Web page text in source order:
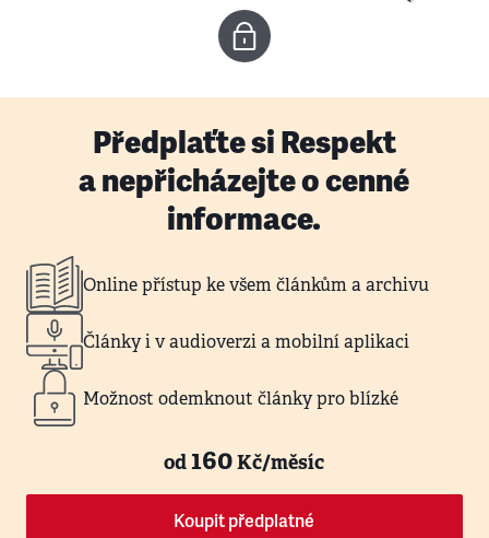
Předplaťte si Respekt
a nepřicházejte o cenné
informace.
Online přístup ke všem článkům a archivu
Články i v audioverzi a mobilní aplikaci
Možnost odemknout články pro blízké
od160Kč/měsíc
Koupit předplatné